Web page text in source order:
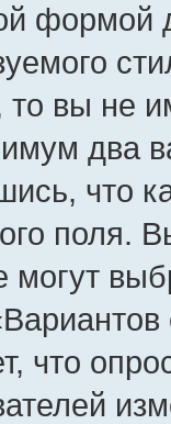
формой
вы не
два
что
поля.
могут
что